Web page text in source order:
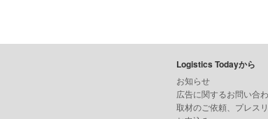
Logistics Todayから
お知らせ
広告に関するお問い合
取材のご依頼、プレス